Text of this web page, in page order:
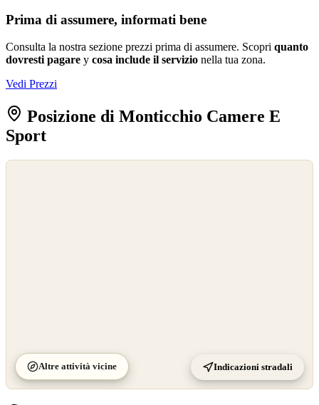
Prima di assumere, informati bene
Consulta la nostra sezione prezzi prima di assumere. Scopri quanto
dovresti pagare y cosa include il servizio nella tua zona.
Vedi Prezzi
Posizione di Monticchio Camere E
Sport
Altre attività vicine Indicazioni stradali